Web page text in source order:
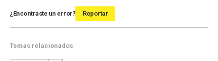
¿Encontraste un error? Reportar
Temas relacionados